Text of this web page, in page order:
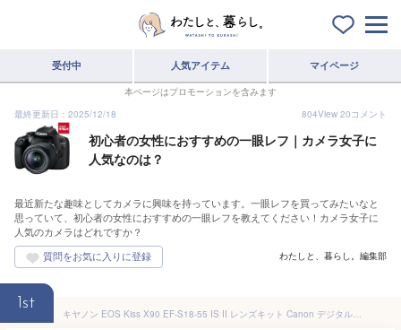
受付中 人気アイテム マイページ
本ページはプロモーションを含みます
最終更新日：2025/12/18
804View 20コメント
初心者の女性におすすめの一眼レフ｜カメラ女子に
人気なのは？
最近新たな趣味としてカメラに興味を持っています。一眼レフを買ってみたいなと
思っていて、初心者の女性におすすめの一眼レフを教えてください！カメラ女子に
人気のカメラはどれですか？
わたしと、暮らし。編集部
1st
キヤノン EOS Kiss X90 EF-S18-55 IS II レンズキット Canon デジタル一眼レフカメラ レンズ付き 高画質 Wi-Fi対応 初心者 《納期約1ヶ月》